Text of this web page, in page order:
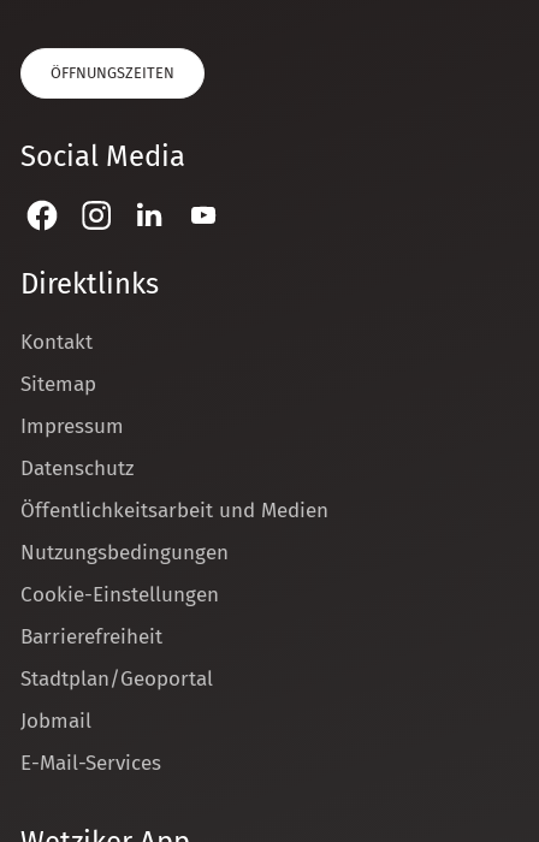
ÖFFNUNGSZEITEN
Social Media
Direktlinks
Kontakt
Sitemap
Impressum
Datenschutz
Öffentlichkeitsarbeit und Medien
Nutzungsbedingungen
Cookie-Einstellungen
Barrierefreiheit
Stadtplan/Geoportal
Jobmail
E-Mail-Services